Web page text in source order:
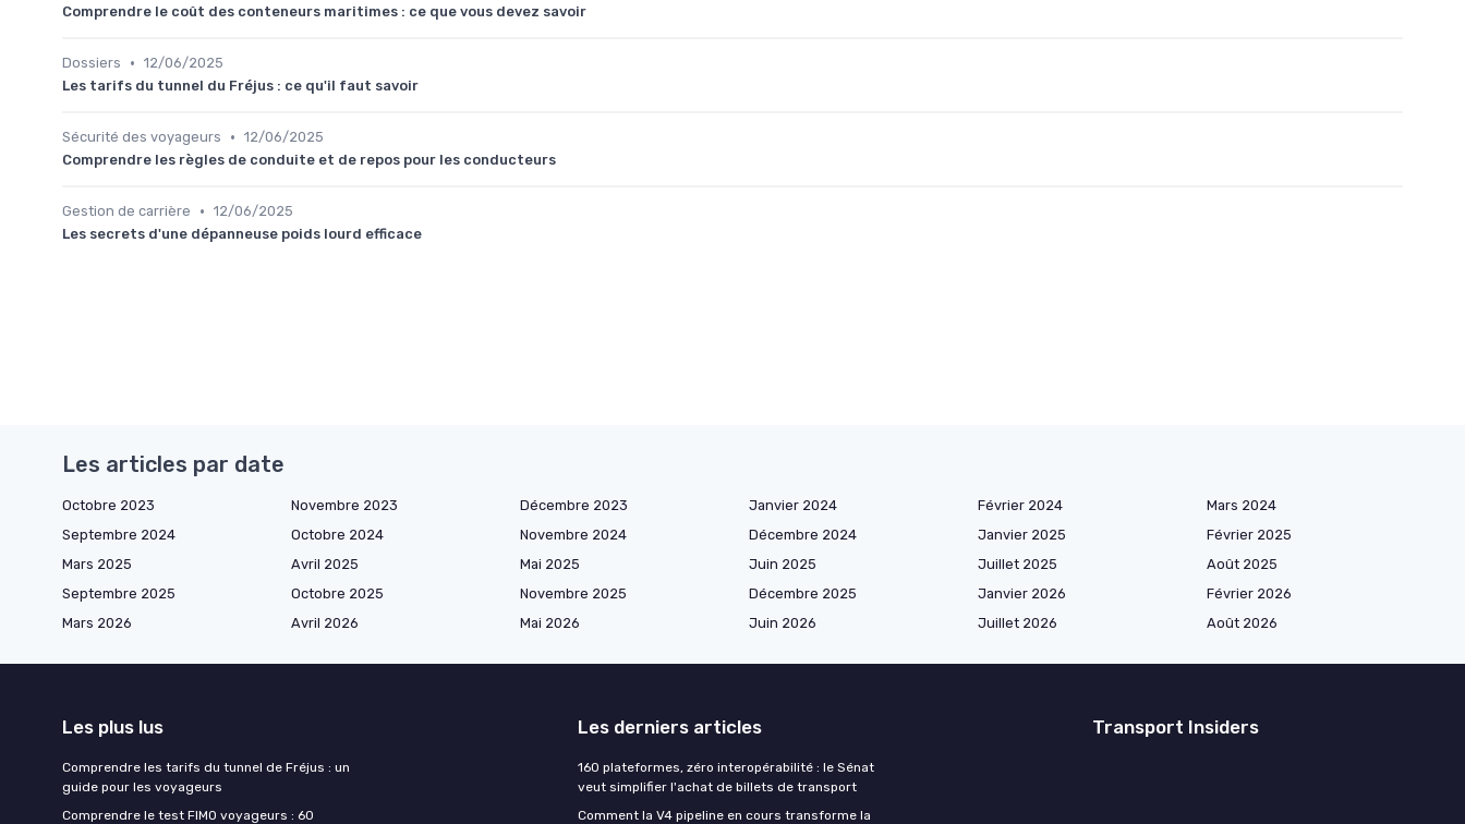
Comprendre le coût des conteneurs maritimes : ce que vous devez savoir
Dossiers • 12/06/2025
Les tarifs du tunnel du Fréjus : ce qu'il faut savoir
Sécurité des voyageurs • 12/06/2025
Comprendre les règles de conduite et de repos pour les conducteurs
Gestion de carrière • 12/06/2025
Les secrets d'une dépanneuse poids lourd efficace
Les articles par date
Octobre 2023 Novembre 2023 Décembre 2023 Janvier 2024 Février 2024
Mars 2024
Septembre 2024
Octobre 2024 Novembre 2024 Décembre 2024 Janvier 2025
Février 2025
Mars 2025
Avril 2025 Mai 2025 Juin 2025 Juillet 2025
Août 2025
Septembre 2025
Octobre 2025 Novembre 2025 Décembre 2025 Janvier 2026
Février 2026
Mars 2026
Avril 2026 Mai 2026 Juin 2026 Juillet 2026 Août 2026
Les plus lus
Comprendre les tarifs du tunnel de Fréjus : un
guide pour les voyageurs
Comprendre le test FIMO voyageurs : 60
Les derniers articles
160 plateformes, zéro interopérabilité : le Sénat
veut simplifier l'achat de billets de transport
Comment la V4 pipeline en cours transforme la
Transport Insiders